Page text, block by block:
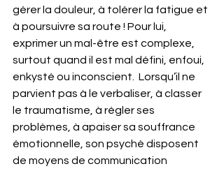
gérer la douleur, à tolérer la fatigue et
à poursuivre sa route ! Pour lui,
exprimer un mal-être est complexe,
surtout quand il est mal défini, enfoui,
enkysté ou inconscient.  Lorsqu’il ne
parvient pas à le verbaliser, à classer
le traumatisme, à régler ses
problèmes, à apaiser sa souffrance
émotionnelle, son psychè disposent
de moyens de communication